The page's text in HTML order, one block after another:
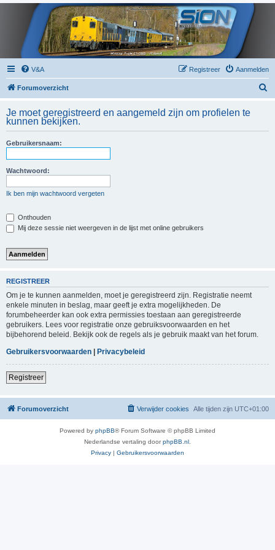
V&A Aanmelden
Registreer
Forumoverzicht
k
Je moet geregistreerd en aangemeld zijn om profielen te
kunnen bekijken.
Gebruikersnaam:
Wachtwoord:
Ik ben mijn wachtwoord vergeten
Onthouden
Mij deze sessie niet weergeven in de lijst met online gebruikers
REGISTREER
Om je te kunnen aanmelden, moet je geregistreerd zijn. Registratie neemt
enkele minuten in beslag, maar geeft je extra mogelijkheden. De
forumbeheerder kan ook extra permissies toestaan aan geregistreerde
gebruikers. Lees voor registratie onze gebruiksvoorwaarden en het
bijbehorend beleid. Bekijk ook de regels als je gebruik maakt van het forum.
Gebruikersvoorwaarden
Privacybeleid
Registreer
Forumoverzicht Alle tijden zijn UTC+01:00
Verwijder cookies
Powered by phpBB® Forum Software © phpBB Limited
Nederlandse vertaling doorphpBB.nl.
Privacy | Gebruikersvoorwaarden